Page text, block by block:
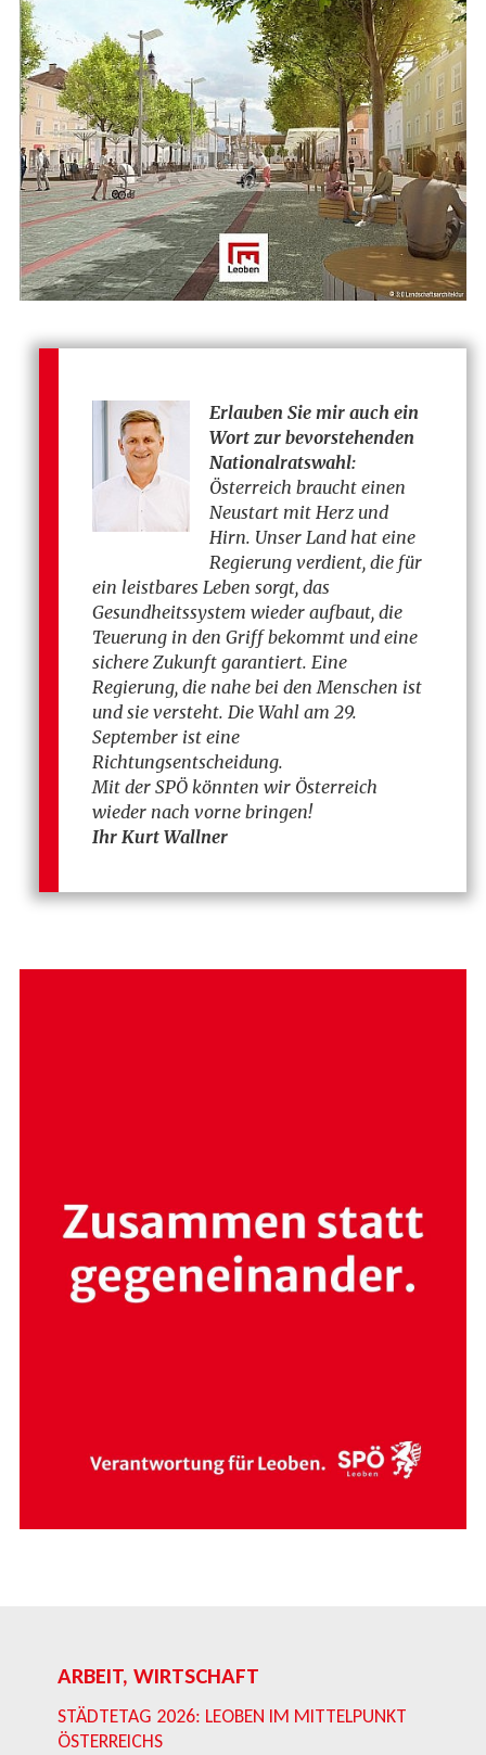
Erlauben Sie mir auch ein
Wort zur bevorstehenden
Nationalratswahl:
Österreich braucht einen
Neustart mit Herz und
Hirn. Unser Land hat eine
Regierung verdient, die für
ein leistbares Leben sorgt, das
Gesundheitssystem wieder aufbaut, die
Teuerung in den Griff bekommt und eine
sichere Zukunft garantiert. Eine
Regierung, die nahe bei den Menschen ist
und sie versteht. Die Wahl am 29.
September ist eine
Richtungsentscheidung.
Mit der SPÖ könnten wir Österreich
wieder nach vorne bringen!
Ihr Kurt Wallner
ARBEIT, WIRTSCHAFT
STÄDTETAG 2026: LEOBEN IM MITTELPUNKT
ÖSTERREICHS